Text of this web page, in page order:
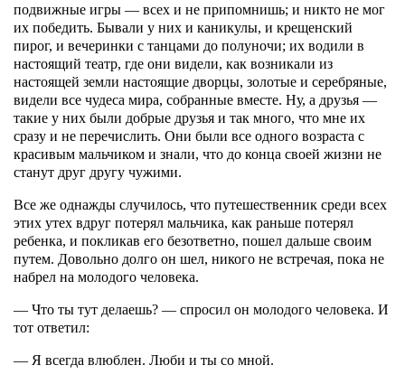
подвижные игры — всех и не припомнишь; и никто не мог
их победить. Бывали у них и каникулы, и крещенский
пирог, и вечеринки с танцами до полуночи; их водили в
настоящий театр, где они видели, как возникали из
настоящей земли настоящие дворцы, золотые и серебряные,
видели все чудеса мира, собранные вместе. Ну, а друзья —
такие у них были добрые друзья и так много, что мне их
сразу и не перечислить. Они были все одного возраста с
красивым мальчиком и знали, что до конца своей жизни не
станут друг другу чужими.
Все же однажды случилось, что путешественник среди всех
этих утех вдруг потерял мальчика, как раньше потерял
ребенка, и покликав его безответно, пошел дальше своим
путем. Довольно долго он шел, никого не встречая, пока не
набрел на молодого человека.
— Что ты тут делаешь? — спросил он молодого человека. И
тот ответил:
— Я всегда влюблен. Люби и ты со мной.